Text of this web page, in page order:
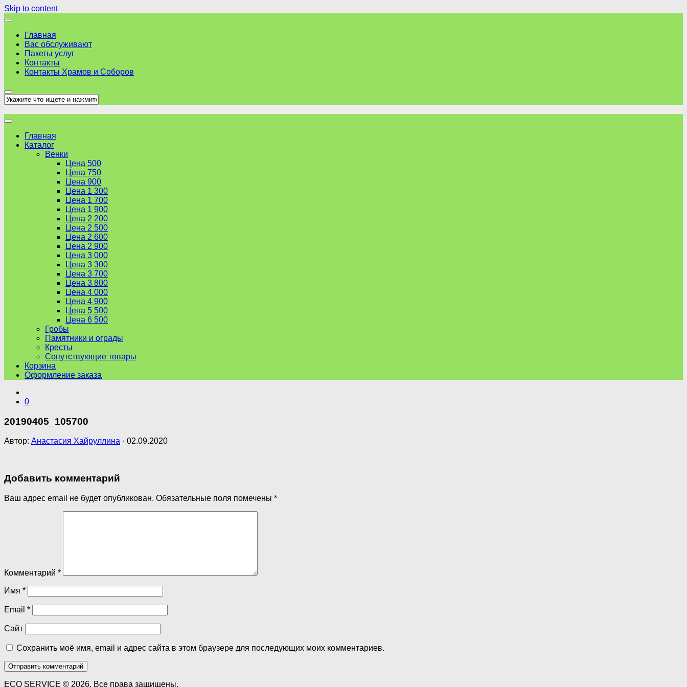
Skip to content
Главная
Вас обслуживают
Пакеты услуг
Контакты
Контакты Храмов и Соборов
Главная
Каталог
Венки
Цена 500
Цена 750
Цена 900
Цена 1 300
Цена 1 700
Цена 1 900
Цена 2 200
Цена 2 500
Цена 2 600
Цена 2 900
Цена 3 000
Цена 3 300
Цена 3 700
Цена 3 800
Цена 4 000
Цена 4 900
Цена 5 500
Цена 6 500
Гробы
Памятники и ограды
Кресты
Сопутствующие товары
Корзина
Оформление заказа
0
20190405_105700
Автор: Анастасия Хайруллина · 02.09.2020
Добавить комментарий
Ваш адрес email не будет опубликован. Обязательные поля помечены *
Комментарий *
Имя *
Email *
Сайт
Сохранить моё имя, email и адрес сайта в этом браузере для последующих моих комментариев.
ECO SERVICE © 2026. Все права защищены.